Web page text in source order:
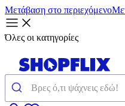
Μετάβαση στο περιεχόμενο
Όλες οι κατηγορίες